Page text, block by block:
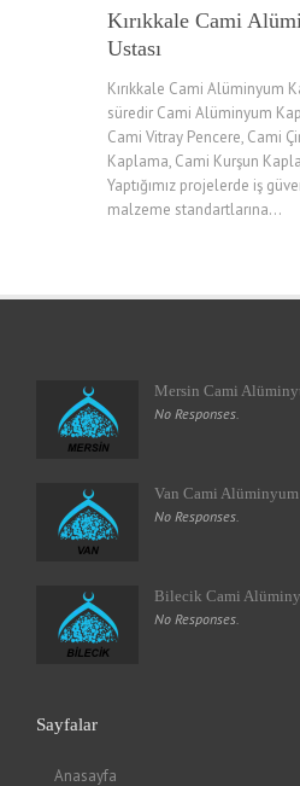
Kırıkkale Cami
Ustası
Kırıkkale Cami Alüminyum
süredir Cami Alüminyum
Cami Vitray Pencere, Cami
Kaplama, Cami Kurşun
Yaptığımız projelerde iş
malzeme standartlarına...
Mersin Cami
No Responses.
Van Cami Alüminyum
No Responses.
Bilecik Cami
No Responses.
Sayfalar
Anasayfa